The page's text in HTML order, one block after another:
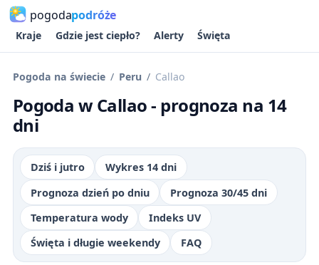
pogodapodróże
Kraje Gdzie jest ciepło? Alerty Święta
Pogoda na świecie Peru Callao
Pogoda w Callao - prognoza na 14
dni
Dziś i jutro
Wykres 14 dni
Prognoza dzień po dniu
Prognoza 30/45 dni
Temperatura wody
Indeks UV
Święta i długie weekendy
FAQ